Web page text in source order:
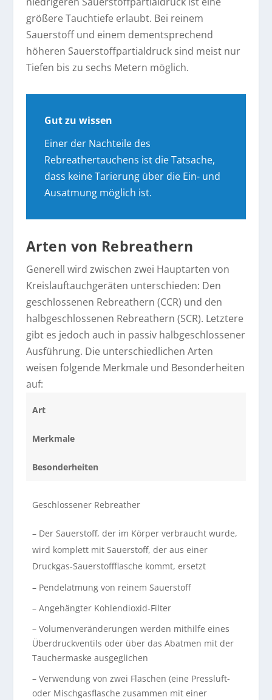
größere Tauchtiefe erlaubt. Bei reinem
Sauerstoff und einem dementsprechend
höheren Sauerstoffpartialdruck sind meist nur
Tiefen bis zu sechs Metern möglich.
Gut zu wissen
Einer der Nachteile des
Rebreathertauchens ist die Tatsache,
dass keine Tarierung über die Ein- und
Ausatmung möglich ist.
Arten von Rebreathern
Generell wird zwischen zwei Hauptarten von
Kreislauftauchgeräten unterschieden: Den
geschlossenen Rebreathern (CCR) und den
halbgeschlossenen Rebreathern (SCR). Letztere
gibt es jedoch auch in passiv halbgeschlossener
Ausführung. Die unterschiedlichen Arten
weisen folgende Merkmale und Besonderheiten
auf:
Art
Merkmale
Besonderheiten
Geschlossener Rebreather
– Der Sauerstoff, der im Körper verbraucht wurde,
wird komplett mit Sauerstoff, der aus einer
Druckgas-Sauerstoffflasche kommt, ersetzt
– Pendelatmung von reinem Sauerstoff
– Angehängter Kohlendioxid-Filter
– Volumenveränderungen werden mithilfe eines
Überdruckventils oder über das Abatmen mit der
Tauchermaske ausgeglichen
– Verwendung von zwei Flaschen (eine Pressluft-
oder Mischgasflasche zusammen mit einer